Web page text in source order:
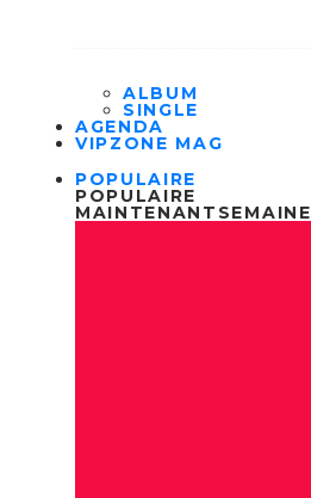
ALBUM
SINGLE
AGENDA
VIPZONE MAG
POPULAIRE
POPULAIRE
MAINTENANT SEMAINE